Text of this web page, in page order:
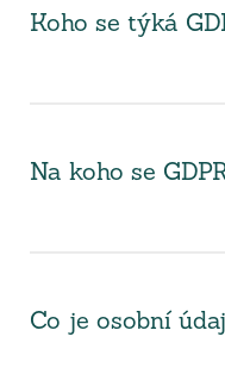
Koho se týká
Na koho se
Co je osobní